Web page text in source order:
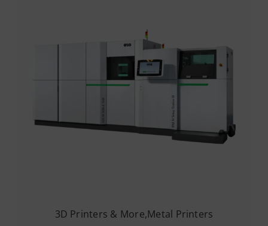
3D Printers & More,Metal Printers